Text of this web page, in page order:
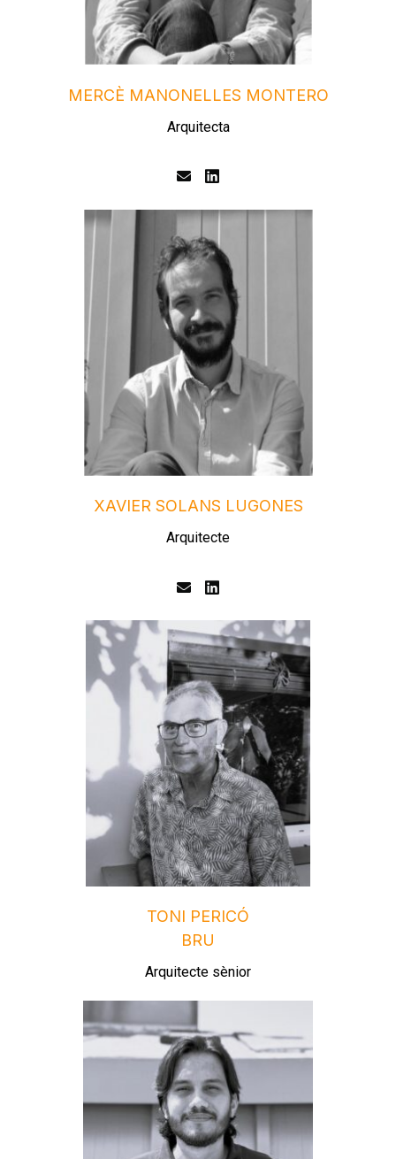
MERCÈ MANONELLES MONTERO
Arquitecta
XAVIER SOLANS LUGONES
Arquitecte
TONI PERICÓ
BRU
Arquitecte sènior